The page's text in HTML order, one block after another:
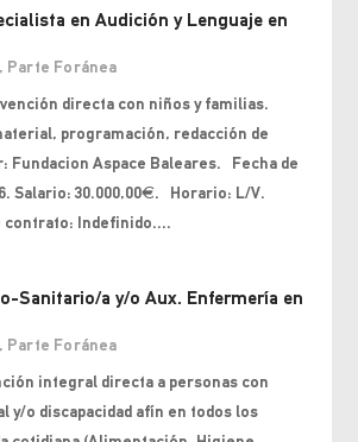
en Audición y Lenguaje en
, Parte Foránea
directa con niños y familias.
programación, redacción de
Fundacion Aspace Baleares. Fecha de
Salario: 30.000,00€. Horario: L/V.
contrato: Indefinido....
Sanitario/a y/o Aux. Enfermería en
, Parte Foránea
integral directa a personas con
y/o discapacidad afín en todos los